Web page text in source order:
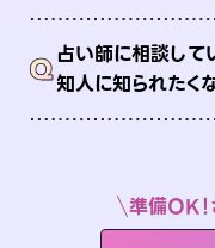
Q占い師に相談して
知人に知られたく
準備OK